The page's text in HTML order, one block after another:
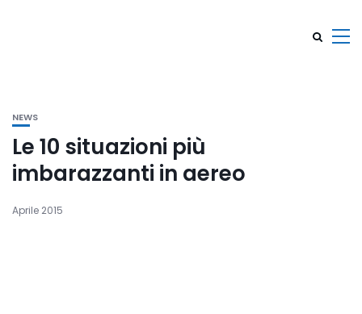
NEWS
Le 10 situazioni più
imbarazzanti in aereo
Aprile 2015